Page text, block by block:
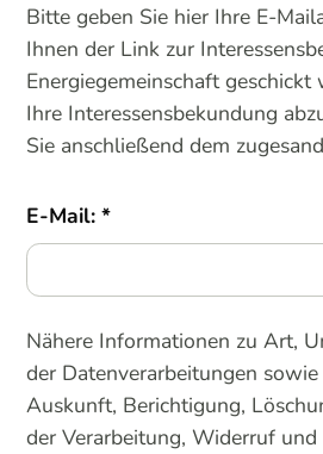
Bitte geben Sie hier Ihre E-
Ihnen der Link zur
Energiegemeinschaft geschickt
Ihre Interessensbekundung
Sie anschließend dem
E-Mail:
Nähere Informationen zu Art,
der Datenverarbeitungen
Auskunft, Berichtigung,
der Verarbeitung, Widerruf